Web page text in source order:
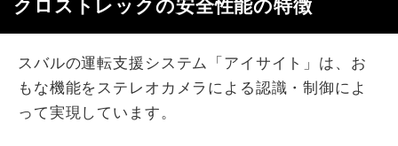
クロストレックの安全性能の特徴
スバルの運転支援システム「アイサイト」は、お
もな機能をステレオカメラによる認識・制御によ
って実現しています。